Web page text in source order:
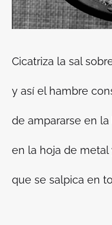
Cicatriza la sal
y así el hambre
de ampararse en
en la hoja de metal
que se salpica en